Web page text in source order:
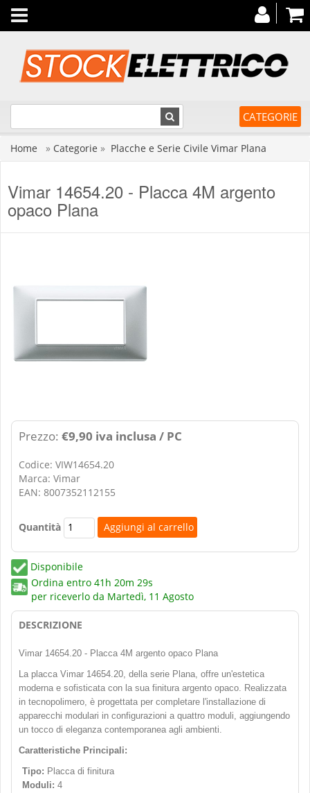
Toggle
navigation
CATEGORIE
Home » Categorie » Placche e Serie Civile Vimar Plana
Vimar 14654.20 - Placca 4M argento
opaco Plana
Prezzo: €9,90 iva inclusa / PC
Codice: VIW14654.20
Marca: Vimar
EAN: 8007352112155
Quantità
Disponibile
Ordina entro 41h 20m 29s
per riceverlo da Martedì, 11 Agosto
DESCRIZIONE
Vimar 14654.20 - Placca 4M argento opaco Plana
La placca Vimar 14654.20, della serie Plana, offre un'estetica
moderna e sofisticata con la sua finitura argento opaco. Realizzata
in tecnopolimero, è progettata per completare l'installazione di
apparecchi modulari in configurazioni a quattro moduli, aggiungendo
un tocco di eleganza contemporanea agli ambienti.
Caratteristiche Principali:
Tipo: Placca di finitura
Moduli: 4